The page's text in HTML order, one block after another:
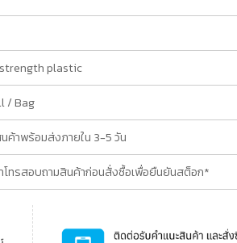
plastic
/ Bag
ค้าพร้อมส่งภายใน 3-5 วัน
ทรสอบถามสินค้าก่อนสั่งซื้อเพื่อยืนยันสต็อก*